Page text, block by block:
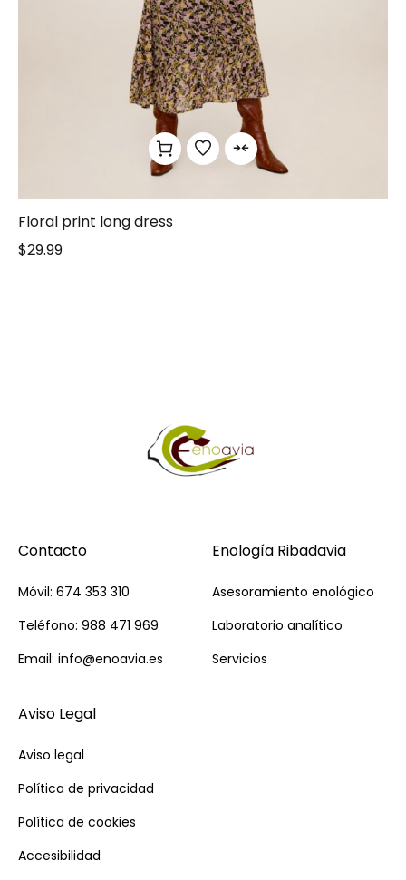
Floral print long dress
$29.99
Contacto
Móvil: 674 353 310
Teléfono: 988 471 969
Email: info@enoavia.es
Enología Ribadavia
Asesoramiento enológico
Laboratorio analítico
Servicios
Aviso Legal
Aviso legal
Política de privacidad
Política de cookies
Accesibilidad